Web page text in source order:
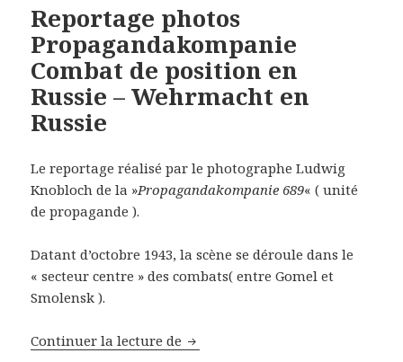
Reportage photos
Propagandakompanie
Combat de position en
Russie – Wehrmacht en
Russie
Le reportage réalisé par le photographe Ludwig
Knobloch de la »Propagandakompanie 689« ( unité
de propagande ).
Datant d’octobre 1943, la scène se déroule dans le
« secteur centre » des combats( entre Gomel et
Smolensk ).
Continuer la lecture de Reportage photos